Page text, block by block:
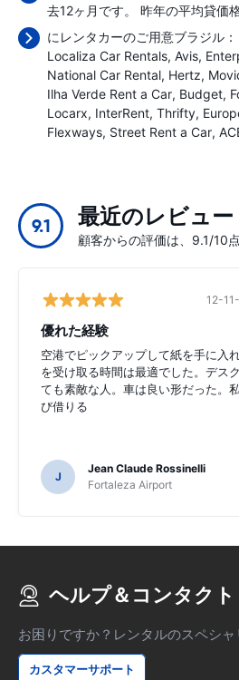
去12ヶ月です。 昨年の平均貸価
にレンタカーのご用意ブラジル：
Localiza Car Rentals Avis
National Car Rental Hertz
Ilha Verde Rent a Car Budget
Locarx InterRent Thrifty
Flexways Street Rent a Car
9.1 最近のレビュー
顧客からの評価は、9.1/10
12-
優れた経験
空港でピックアップして紙を手に入
を受け取る時間は最適でした。デス
ても素敵な人。車は良い形だった。
び借りる
J
Jean Claude Rossinelli
Fortaleza Airport
ヘルプ＆コンタクト
お困りですか？レンタルのスペシャ
カスタマーサポート